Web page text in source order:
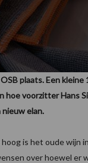
plaats. Een kleine
voorzitter Hans
elan.
is het oude wijn
over hoewel er